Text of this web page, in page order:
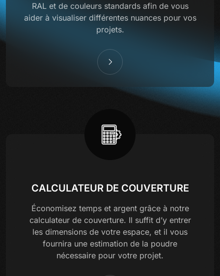
RAL et de couleurs standards afin de vous
aider à visualiser différentes nuances pour vos
projets.
CALCULATEUR DE COUVERTURE
Économisez temps et argent grâce à notre
calculateur de couverture. Il suffit d’y entrer
les dimensions de votre espace, et il vous
fournira une estimation de la poudre
nécessaire pour votre projet.